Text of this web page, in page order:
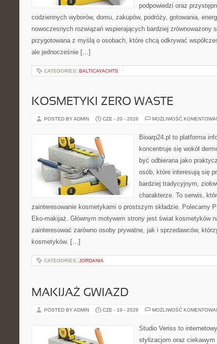
podpowiedzi oraz
codziennych wyborów, domu, zakupów, podróży, gotowania,
nowoczesnych rozwiązań wspierających bardziej zrównoważony
przygotowana z myślą o osobach, które chcą odkrywać
ale jednocześnie […]
CATEGORIES: BALTICAYACHTS
KOSMETYKI ZERO WASTE
POSTED BY ADMIN CZE - 20 - 2026 MOŻLIWOŚĆ
Bioarp24.pl to platforma
koncentruje się wokół
być odbierana jako
osób, które interesują się
bardziej tradycyjnym,
charakterze. To serwis,
zainteresowanie kosmetykami o prostszym składzie. Polecamy
Eko-makijaż. Głównym motywem strony jest świat kosmetyków
zainteresować zarówno osoby prywatne, jak i sprzedawców,
kosmetyków. […]
CATEGORIES: JORDANIA
MAKIJAŻ GWIAZD
POSTED BY ADMIN CZE - 19 - 2026 MOŻLIWOŚĆ
Studio Veriss to
stylizacjom oraz ciekawym